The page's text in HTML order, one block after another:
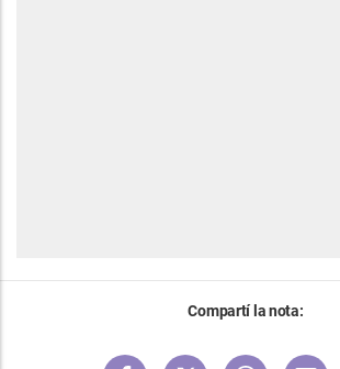
Compartí la nota: